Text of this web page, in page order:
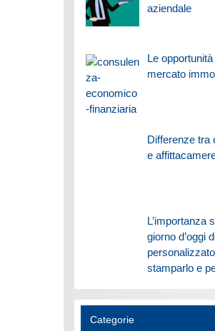
aziendale
Le
mercato
Differenze tra
e
L’importanza
giorno d’oggi
stamparlo e
Categorie